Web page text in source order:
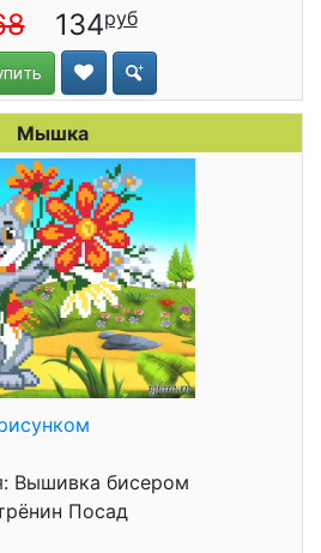
134
Мышка
Вышивка бисером
Посад